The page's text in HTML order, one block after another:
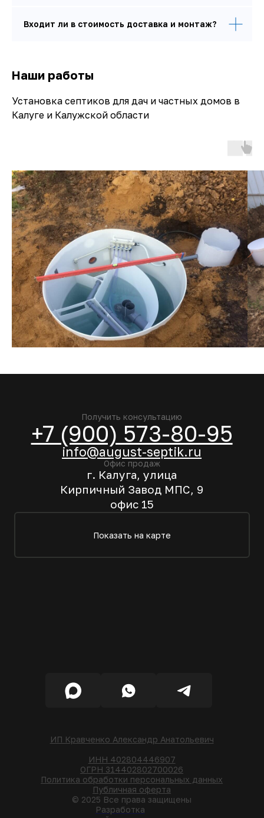
Входит ли в стоимость доставка и монтаж?
Наши работы
Установка септиков для дач и частных домов в
Калуге и Калужской области